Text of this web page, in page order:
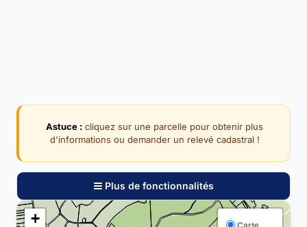
Astuce : cliquez sur une parcelle pour obtenir plus
d'informations ou demander un relevé cadastral !
Plus de fonctionnalités
+